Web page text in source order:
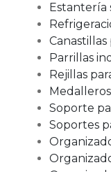
Estantería
Parrillas
Rejillas
Soporte
Soportes